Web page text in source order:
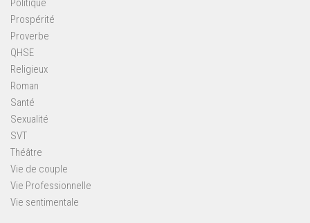
Politique
Prospérité
Proverbe
QHSE
Religieux
Roman
Santé
Sexualité
SVT
Théâtre
Vie de couple
Vie Professionnelle
Vie sentimentale